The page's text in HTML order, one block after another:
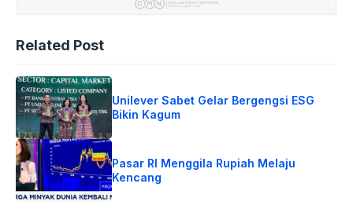
Related Post
Unilever Sabet Gelar Bergengsi ESG
Bikin Kagum
Pasar RI Menggila Rupiah Melaju
Kencang